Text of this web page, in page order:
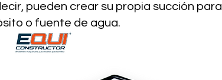
pueden crear su propia succión para
o fuente de agua.